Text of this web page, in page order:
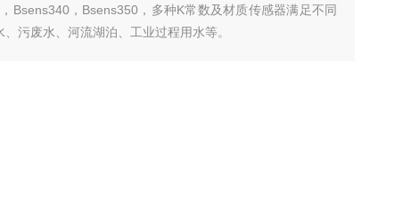
Bsens340，Bsens350，多种K常数及材质传感器满足不同
污废水、河流湖泊、工业过程用水等。